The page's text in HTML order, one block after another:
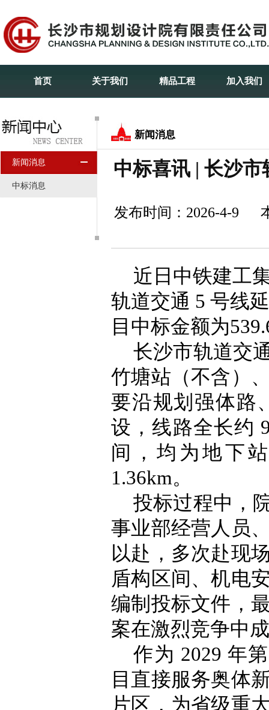
首页 关于我们 精品工程 加入我们
新闻消息
中标消息
新闻消息
中标喜讯 | 长沙
发布时间：2026-4-9
近日中铁建工
轨道交通 5 号线
目中标金额为
长沙市轨道交
竹塘站（不含）
要沿规划强体路
设，线路全长约
间，均为地下
1.36km。
投标过程中，
事业部经营人员
以赴，多次赴现
盾构区间、机电
编制投标文件，
案在激烈竞争中
作为 2029 年
目直接服务奥体
片区，为省级重